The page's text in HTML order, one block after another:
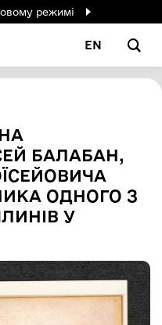
режимі
EN
БАЛАБАН,
ОДНОГО З
У